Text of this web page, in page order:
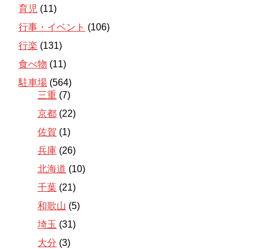
育児 (11)
行事・イベント (106)
行楽 (131)
食べ物 (11)
駐車場 (564)
三重 (7)
京都 (22)
佐賀 (1)
兵庫 (26)
北海道 (10)
千葉 (21)
和歌山 (5)
埼玉 (31)
大分 (3)